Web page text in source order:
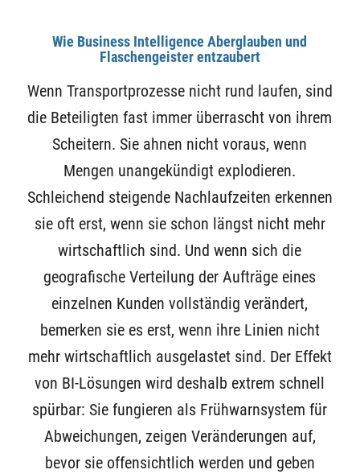
Wie Business Intelligence Aberglauben und
Flaschengeister entzaubert
Wenn Transportprozesse nicht rund laufen, sind
die Beteiligten fast immer überrascht von ihrem
Scheitern. Sie ahnen nicht voraus, wenn
Mengen unangekündigt explodieren.
Schleichend steigende Nachlaufzeiten erkennen
sie oft erst, wenn sie schon längst nicht mehr
wirtschaftlich sind. Und wenn sich die
geografische Verteilung der Aufträge eines
einzelnen Kunden vollständig verändert,
bemerken sie es erst, wenn ihre Linien nicht
mehr wirtschaftlich ausgelastet sind. Der Effekt
von BI-Lösungen wird deshalb extrem schnell
spürbar: Sie fungieren als Frühwarnsystem für
Abweichungen, zeigen Veränderungen auf,
bevor sie offensichtlich werden und geben